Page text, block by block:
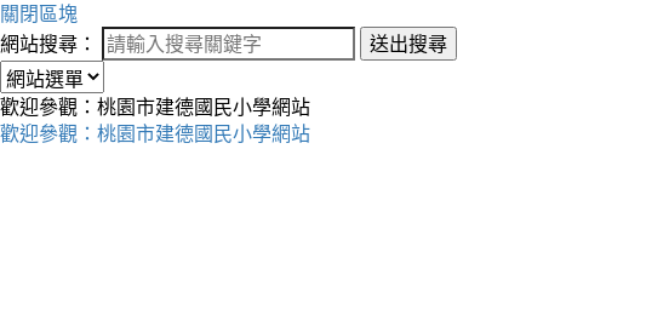
關閉區塊
網站搜尋：
送出搜尋
歡迎參觀：桃園市建德國民小學網站
歡迎參觀：桃園市建德國民小學網站